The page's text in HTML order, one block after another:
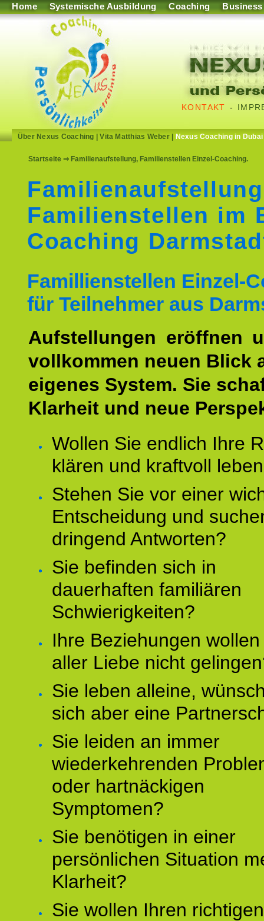
Home Systemische Ausbildung Coaching Business
KONTAKT -
Über Nexus Coaching |Vita Matthias Weber| Nexus Coaching in Dubai
Startseite ⇒ Familienaufstellung, Familienstellen Einzel-Coaching.
Familienstellen im
Coaching
Famillienstellen Einzel-
für Teilnehmer aus
Aufstellungen eröffnen
vollkommen neuen Blick
eigenes System. Sie
Klarheit und neue
Wollen Sie endlich Ihre
klären und kraftvoll
Stehen Sie vor einer
Entscheidung und
dringend Antworten?
Sie befinden sich in
dauerhaften familiären
Schwierigkeiten?
Ihre Beziehungen
aller Liebe nicht
Sie leben alleine,
sich aber eine
Sie leiden an immer
wiederkehrenden
oder hartnäckigen
Symptomen?
Sie benötigen in einer
persönlichen Situation
Klarheit?
Sie wollen Ihren